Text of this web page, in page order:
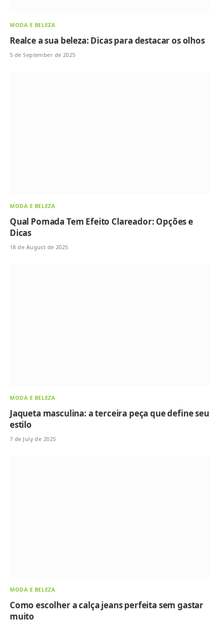
MODA E BELEZA
Realce a sua beleza: Dicas para destacar os olhos
5 de September de 2025
MODA E BELEZA
Qual Pomada Tem Efeito Clareador: Opções e
Dicas
18 de August de 2025
MODA E BELEZA
Jaqueta masculina: a terceira peça que define seu
estilo
7 de July de 2025
MODA E BELEZA
Como escolher a calça jeans perfeita sem gastar
muito